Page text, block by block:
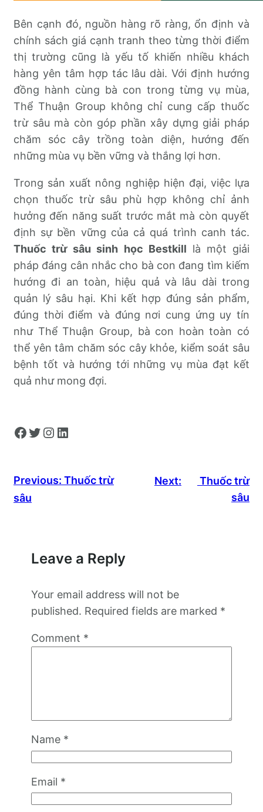
Bên cạnh đó, nguồn hàng rõ ràng, ổn định và
chính sách giá cạnh tranh theo từng thời điểm
thị trường cũng là yếu tố khiến nhiều khách
hàng yên tâm hợp tác lâu dài. Với định hướng
đồng hành cùng bà con trong từng vụ mùa,
Thể Thuận Group không chỉ cung cấp thuốc
trừ sâu mà còn góp phần xây dựng giải pháp
chăm sóc cây trồng toàn diện, hướng đến
những mùa vụ bền vững và thắng lợi hơn.
Trong sản xuất nông nghiệp hiện đại, việc lựa
chọn thuốc trừ sâu phù hợp không chỉ ảnh
hưởng đến năng suất trước mắt mà còn quyết
định sự bền vững của cả quá trình canh tác.
Thuốc trừ sâu sinh học Bestkill là một giải
pháp đáng cân nhắc cho bà con đang tìm kiếm
hướng đi an toàn, hiệu quả và lâu dài trong
quản lý sâu hại. Khi kết hợp đúng sản phẩm,
đúng thời điểm và đúng nơi cung ứng uy tín
như Thể Thuận Group, bà con hoàn toàn có
thể yên tâm chăm sóc cây khỏe, kiểm soát sâu
bệnh tốt và hướng tới những vụ mùa đạt kết
quả như mong đợi.
Facebook Twitter Instagram LinkedIn
Previous: Thuốc trừ
sâu
Next:
Thuốc trừ
sâu
Leave a Reply
Your email address will not be
published. Required fields are marked *
Comment *
Name *
Email *